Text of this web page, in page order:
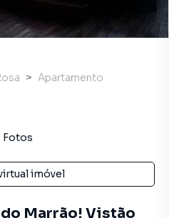
Apartamento
Fotos
imóvel
Marrão! Vistão